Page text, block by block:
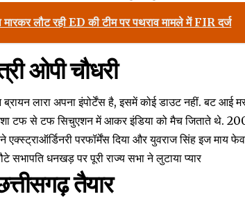
लौट रही ED की टीम पर पथराव मामले में FIR दर्ज
ओपी चौधरी
लारा अपना इंपोर्टेंस है, इसमें कोई डाउट नहीं. बट आई
टफ से टफ सिचुएशन में आकर इंडिया को मैच जिताते थे.
परफॉर्मेंस दिया और युवराज सिंह इज माय
धनखड़ पर पूरी राज्य सभा ने लुटाया प्यार
तैयार